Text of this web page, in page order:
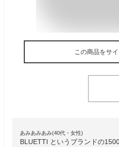
この商品をサ
あみあみあみ(40代・女性)
BLUETTI というブランドの